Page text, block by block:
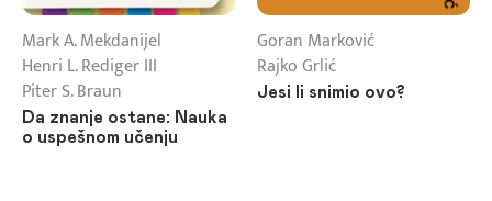
Mark A. Mekdanijel
Henri L. Rediger III
Piter S. Braun
Da znanje ostane: Nauka
o uspešnom učenju
Goran Marković
Rajko Grlić
Jesi li snimio ovo?